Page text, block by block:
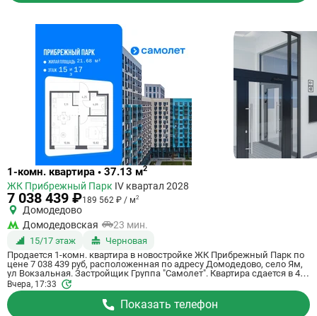
Ссылка
квартиру
1-комн. квартира • 37.13 м2
ЖК Прибрежный Парк IV квартал 2028
7 038 439 ₽189 562 ₽ / м2
Домодедово
Домодедовская
23 мин.
15/17 этаж
Черновая
Продается 1-комн. квартира в новостройке ЖК Прибрежный Парк по
цене 7 038 439 руб, расположенная по адресу Домодедово, село Ям,
ул Вокзальная. Застройщик Группа "Самолет". Квартира сдается в 4
квартале 2028 года с черновой отделкой, в 23 минутах на машине от
метро Домодедовская. Общая площадь квартиры - 37.13 кв. м. Этаж
15 из 17. ID квартиры на СтройкиРУ 801173, сообщите его когда
будете звонить.
Вчера, 17:33
Показать телефон